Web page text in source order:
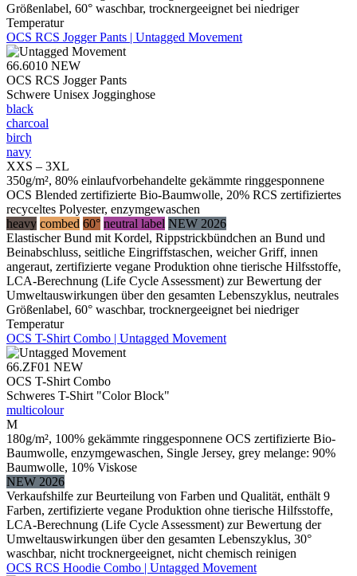
Größenlabel, 60° waschbar, trocknergeeignet bei niedriger
Temperatur
OCS RCS Jogger Pants | Untagged Movement
66.6010 NEW
OCS RCS Jogger Pants
Schwere Unisex Jogginghose
black
charcoal
birch
navy
XXS – 3XL
350g/m², 80% einlaufvorbehandelte gekämmte ringgesponnene
OCS Blended zertifizierte Bio-Baumwolle, 20% RCS zertifiziertes
recyceltes Polyester, enzymgewaschen
heavy combed 60° neutral label NEW 2026
Elastischer Bund mit Kordel, Rippstrickbündchen an Bund und
Beinabschluss, seitliche Eingriffstaschen, weicher Griff, innen
angeraut, zertifizierte vegane Produktion ohne tierische Hilfsstoffe,
LCA-Berechnung (Life Cycle Assessment) zur Bewertung der
Umweltauswirkungen über den gesamten Lebenszyklus, neutrales
Größenlabel, 60° waschbar, trocknergeeignet bei niedriger
Temperatur
OCS T-Shirt Combo | Untagged Movement
66.ZF01 NEW
OCS T-Shirt Combo
Schweres T-Shirt "Color Block"
multicolour
M
180g/m², 100% gekämmte ringgesponnene OCS zertifizierte Bio-
Baumwolle, enzymgewaschen, Single Jersey, grey melange: 90%
Baumwolle, 10% Viskose
NEW 2026
Verkaufshilfe zur Beurteilung von Farben und Qualität, enthält 9
Farben, zertifizierte vegane Produktion ohne tierische Hilfsstoffe,
LCA-Berechnung (Life Cycle Assessment) zur Bewertung der
Umweltauswirkungen über den gesamten Lebenszyklus, 30°
waschbar, nicht trocknergeeignet, nicht chemisch reinigen
OCS RCS Hoodie Combo | Untagged Movement